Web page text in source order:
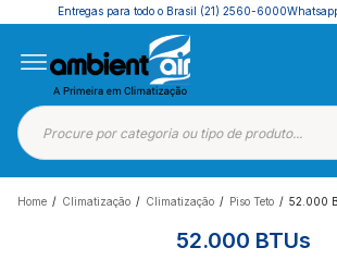
Entregas para todo o Brasil (21) 2560-6000
Home / Climatização / Climatização / Piso Teto / 52.000
52.000 BTUs